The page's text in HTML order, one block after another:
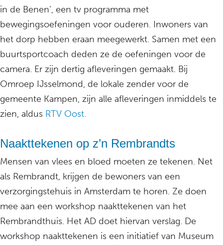
in de Benen’, een tv programma met
bewegingsoefeningen voor ouderen. Inwoners van
het dorp hebben eraan meegewerkt. Samen met een
buurtsportcoach deden ze de oefeningen voor de
camera. Er zijn dertig afleveringen gemaakt. Bij
Omroep IJsselmond, de lokale zender voor de
gemeente Kampen, zijn alle afleveringen inmiddels te
zien, aldus RTV Oost.
Naakttekenen op z’n Rembrandts
Mensen van vlees en bloed moeten ze tekenen. Net
als Rembrandt, krijgen de bewoners van een
verzorgingstehuis in Amsterdam te horen. Ze doen
mee aan een workshop naakttekenen van het
Rembrandthuis. Het AD doet hiervan verslag. De
workshop naakttekenen is een initiatief van Museum